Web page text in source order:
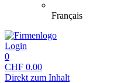
Français
Login
0
CHF 0.00
Direkt zum Inhalt